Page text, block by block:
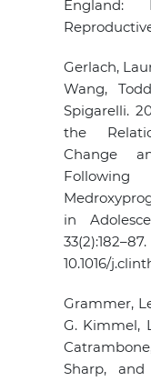
Gerlach,
Wang,
Spigarelli.
the
Change
in
10.1016/
Grammer,
G. Kimmel,
Sharp,